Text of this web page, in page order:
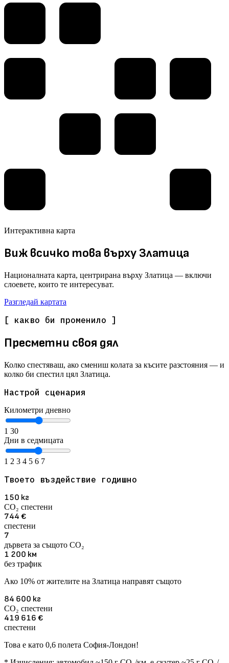
Интерактивна карта
Виж всичко това върху Златица
Националната карта, центрирана върху Златица — включи
слоевете, които те интересуват.
Разгледай картата
[ какво би променило ]
Пресметни своя дял
Колко спестяваш, ако смениш колата за късите разстояния — и
колко би спестил цял Златица.
Настрой сценария
Километри дневно
1 30
Дни в седмицата
1 2 3 4 5 6 7
Твоето въздействие годишно
150 кг
CO₂ спестени
744 €
спестени
7
дървета за същото CO₂
1 200 км
без трафик
Ако 10% от жителите на Златица направят същото
84 600 кг
CO₂ спестени
419 616 €
спестени
Това е като 0,6 полета София-Лондон!